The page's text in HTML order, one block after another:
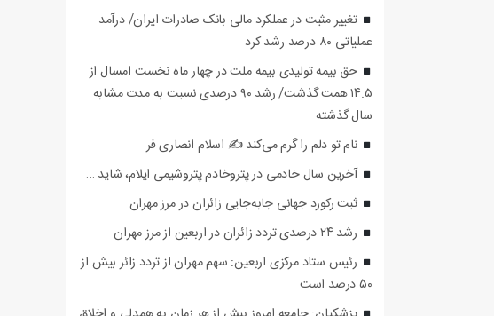
تغییر مثبت در عملکرد مالی بانک صادرات ایران/ درآمد
عملیاتی ۸۰ درصد رشد کرد
حق بیمه تولیدی بیمه ملت در چهار ماه نخست امسال از
۱۴.۵ همت گذشت/ رشد ۹۰ درصدی نسبت به مدت مشابه
سال گذشته
نام تو دلم را گرم می‌کند ✍️ اسلام انصاری فر
آخرین سال خادمی در پتروخادم پتروشیمی ایلام، شاید …
ثبت رکورد جهانی جابه‌جایی زائران در مرز مهران
رشد ۲۴ درصدی تردد زائران در اربعین از مرز مهران
رئیس ستاد مرکزی اربعین: سهم مهران از تردد زائر بیش از
۵۰ درصد است